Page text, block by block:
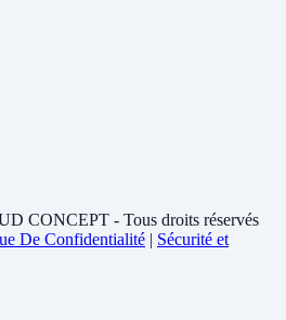
CONCEPT - Tous droits réservés
De Confidentialité | Sécurité et